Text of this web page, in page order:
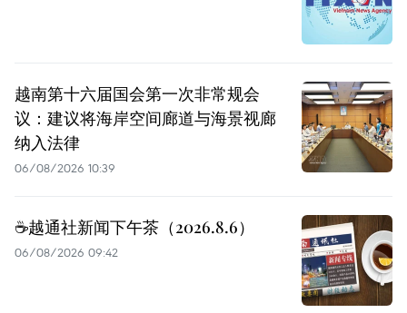
越南第十六届国会第一次非常规会
议：建议将海岸空间廊道与海景视廊
纳入法律
06/08/2026 10:39
☕️越通社新闻下午茶（2026.8.6）
06/08/2026 09:42